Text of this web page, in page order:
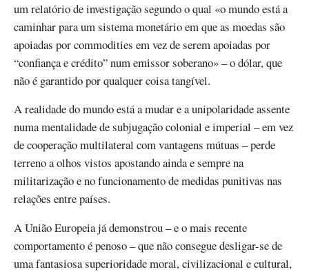
um relatório de investigação segundo o qual «o mundo está a
caminhar para um sistema monetário em que as moedas são
apoiadas por commodities em vez de serem apoiadas por
“confiança e crédito” num emissor soberano» – o dólar, que
não é garantido por qualquer coisa tangível.
A realidade do mundo está a mudar e a unipolaridade assente
numa mentalidade de subjugação colonial e imperial – em vez
de cooperação multilateral com vantagens mútuas – perde
terreno a olhos vistos apostando ainda e sempre na
militarização e no funcionamento de medidas punitivas nas
relações entre países.
A União Europeia já demonstrou – e o mais recente
comportamento é penoso – que não consegue desligar-se de
uma fantasiosa superioridade moral, civilizacional e cultural,